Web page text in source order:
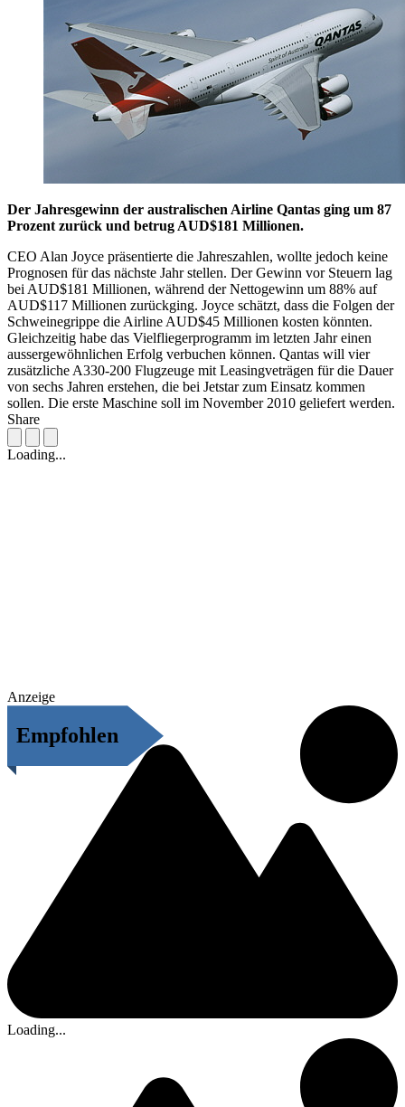
Der Jahresgewinn der australischen Airline Qantas ging um 87
Prozent zurück und betrug AUD$181 Millionen.
CEO Alan Joyce präsentierte die Jahreszahlen, wollte jedoch keine
Prognosen für das nächste Jahr stellen. Der Gewinn vor Steuern lag
bei AUD$181 Millionen, während der Nettogewinn um 88% auf
AUD$117 Millionen zurückging. Joyce schätzt, dass die Folgen der
Schweinegrippe die Airline AUD$45 Millionen kosten könnten.
Gleichzeitig habe das Vielfliegerprogramm im letzten Jahr einen
aussergewöhnlichen Erfolg verbuchen können. Qantas will vier
zusätzliche A330-200 Flugzeuge mit Leasingveträgen für die Dauer
von sechs Jahren erstehen, die bei Jetstar zum Einsatz kommen
sollen. Die erste Maschine soll im November 2010 geliefert werden.
Share
Loading...
Anzeige
Empfohlen
Loading...